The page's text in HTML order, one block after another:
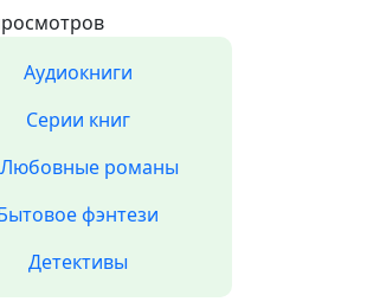
Аудиокниги
Серии книг
романы
фэнтези
Детективы